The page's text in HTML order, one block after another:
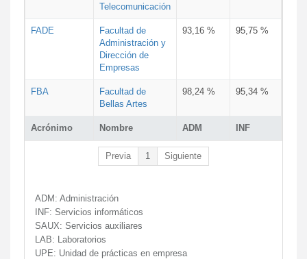
Acrónimo Nombre ADM INF
Telecomunicación
FADE
Facultad de
Administración y
Dirección de
Empresas
93,16 % 95,75 %
FBA
Facultad de
Bellas Artes
98,24 % 95,34 %
Previa 1 Siguiente
ADM: Administración
INF: Servicios informáticos
SAUX: Servicios auxiliares
LAB: Laboratorios
UPE: Unidad de prácticas en empresa